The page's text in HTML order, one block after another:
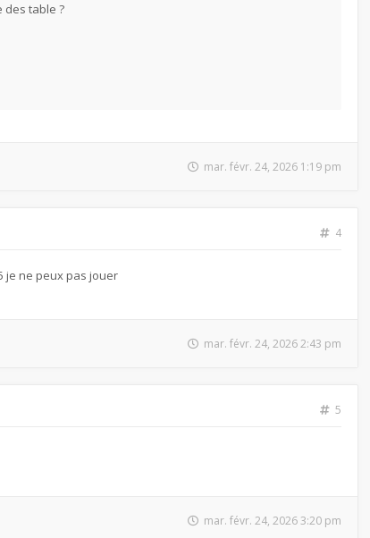
des table ?
mar. févr. 24, 2026 1:19 pm
4
je ne peux pas jouer
mar. févr. 24, 2026 2:43 pm
5
mar. févr. 24, 2026 3:20 pm